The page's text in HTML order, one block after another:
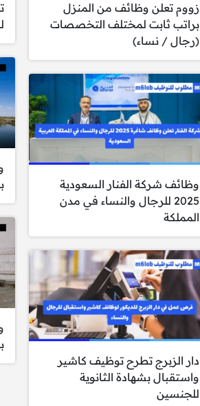
زووم تعلن وظائف من المنزل
براتب ثابت لمختلف التخصصات
(رجال / نساء)
وظائف شركة الفنار السعودية
2025 للرجال والنساء في مدن
المملكة
دار الزبرج تطرح توظيف كاشير
واستقبال بشهادة الثانوية
للجنسين